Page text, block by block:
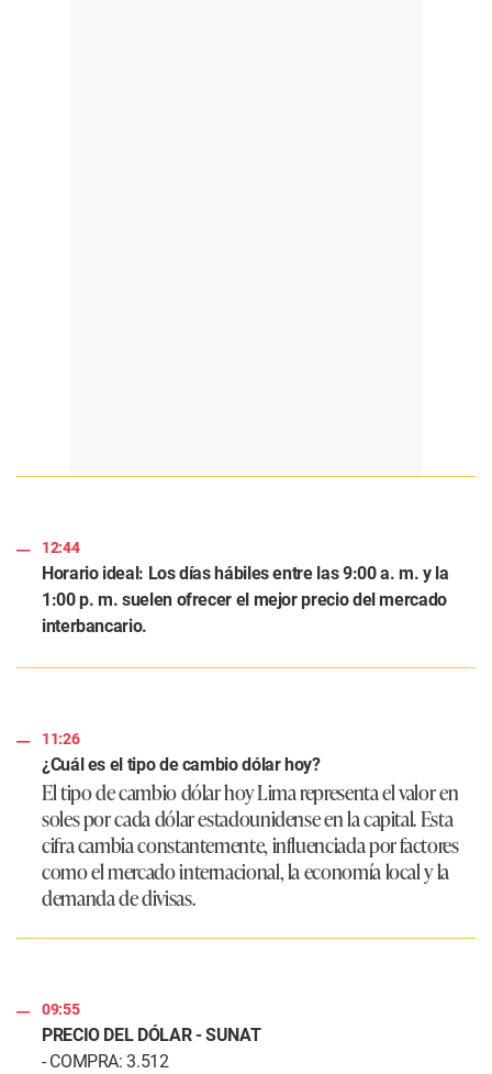
12:44
Horario ideal: Los días hábiles entre las 9:00 a. m. y la
1:00 p. m. suelen ofrecer el mejor precio del mercado
interbancario.
11:26
¿Cuál es el tipo de cambio dólar hoy?
El tipo de cambio dólar hoy Lima representa el valor en
soles por cada dólar estadounidense en la capital. Esta
cifra cambia constantemente, influenciada por factores
como el mercado internacional, la economía local y la
demanda de divisas.
09:55
PRECIO DEL DÓLAR - SUNAT
- COMPRA: 3.512